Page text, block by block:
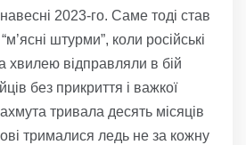
2023-го. Саме тоді став
штурми”, коли російські
хвилею відправляли в бій
без прикриття і важкої
тривала десять місяців
трималися ледь не за кожну